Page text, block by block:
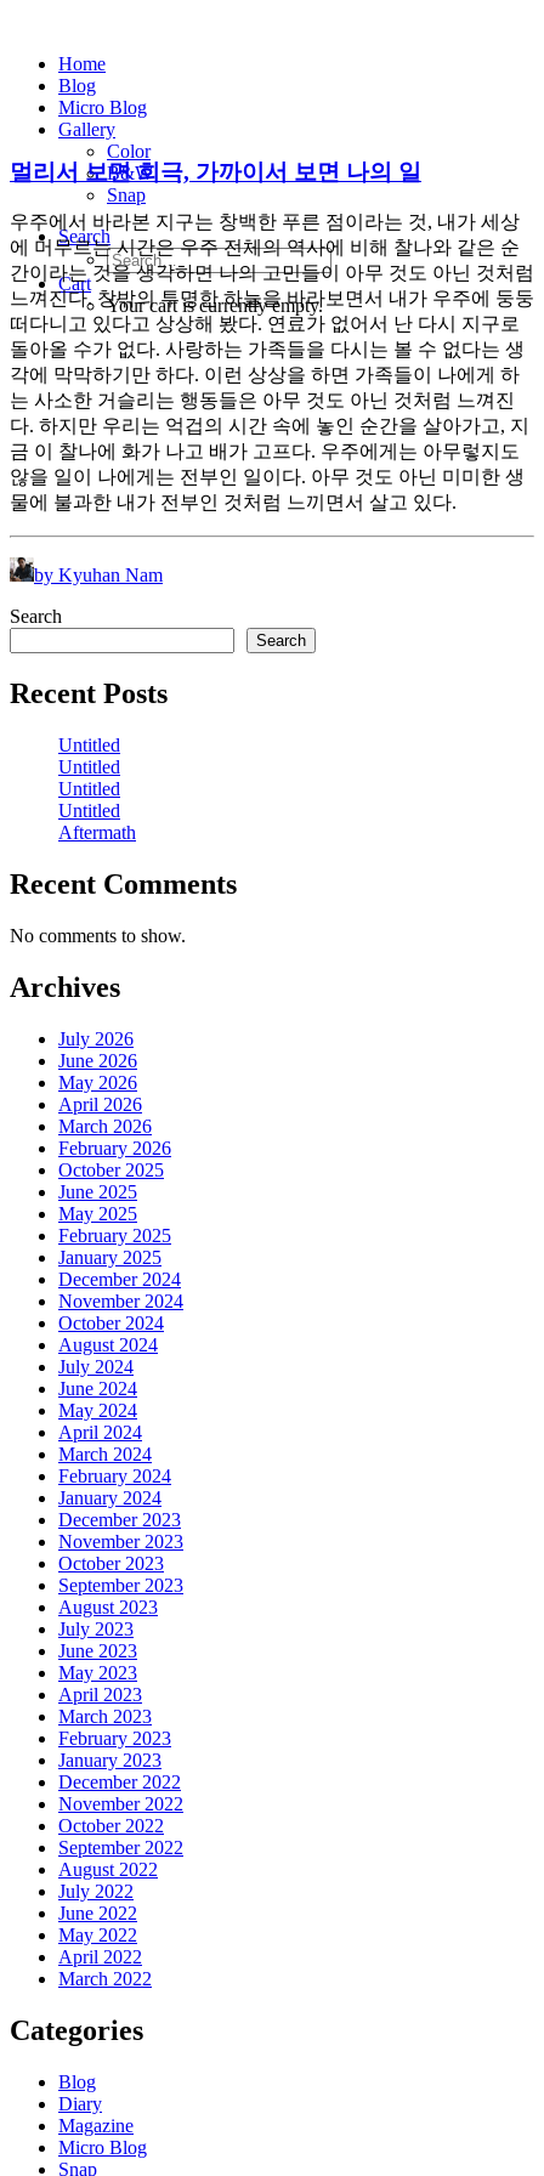
Home
Blog
Micro Blog
Gallery
Color
B&W
Snap
Search
Cart
Your cart is currently empty.
멀리서 보면 희극, 가까이서 보면 나의 일
우주에서 바라본 지구는 창백한 푸른 점이라는 것, 내가 세상
에 머무르는 시간은 우주 전체의 역사에 비해 찰나와 같은 순
간이라는 것을 생각하면 나의 고민들이 아무 것도 아닌 것처럼
느껴진다. 창밖의 투명한 하늘을 바라보면서 내가 우주에 둥둥
떠다니고 있다고 상상해 봤다. 연료가 없어서 난 다시 지구로
돌아올 수가 없다. 사랑하는 가족들을 다시는 볼 수 없다는 생
각에 막막하기만 하다. 이런 상상을 하면 가족들이 나에게 하
는 사소한 거슬리는 행동들은 아무 것도 아닌 것처럼 느껴진
다. 하지만 우리는 억겁의 시간 속에 놓인 순간을 살아가고, 지
금 이 찰나에 화가 나고 배가 고프다. 우주에게는 아무렇지도
않을 일이 나에게는 전부인 일이다. 아무 것도 아닌 미미한 생
물에 불과한 내가 전부인 것처럼 느끼면서 살고 있다.
by Kyuhan Nam
Search
Search
Recent Posts
Untitled
Untitled
Untitled
Untitled
Aftermath
Recent Comments
No comments to show.
Archives
July 2026
June 2026
May 2026
April 2026
March 2026
February 2026
October 2025
June 2025
May 2025
February 2025
January 2025
December 2024
November 2024
October 2024
August 2024
July 2024
June 2024
May 2024
April 2024
March 2024
February 2024
January 2024
December 2023
November 2023
October 2023
September 2023
August 2023
July 2023
June 2023
May 2023
April 2023
March 2023
February 2023
January 2023
December 2022
November 2022
October 2022
September 2022
August 2022
July 2022
June 2022
May 2022
April 2022
March 2022
Categories
Blog
Diary
Magazine
Micro Blog
Snap